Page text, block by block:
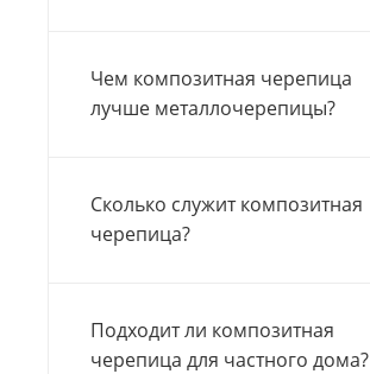
Чем композитная черепица
лучше металлочерепицы?
Сколько служит композитная
черепица?
Подходит ли композитная
черепица для частного дома?